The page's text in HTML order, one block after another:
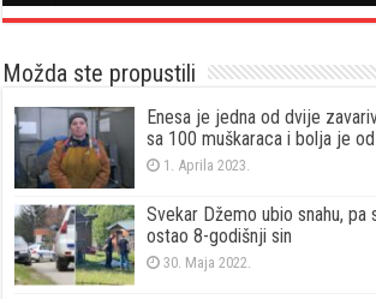
Možda ste propustili
Enesa je jedna od dvije
sa 100 muškaraca i bolja je
1. Aprila 2023.
Svekar Džemo ubio snahu,
ostao 8-godišnji sin
30. Maja 2022.